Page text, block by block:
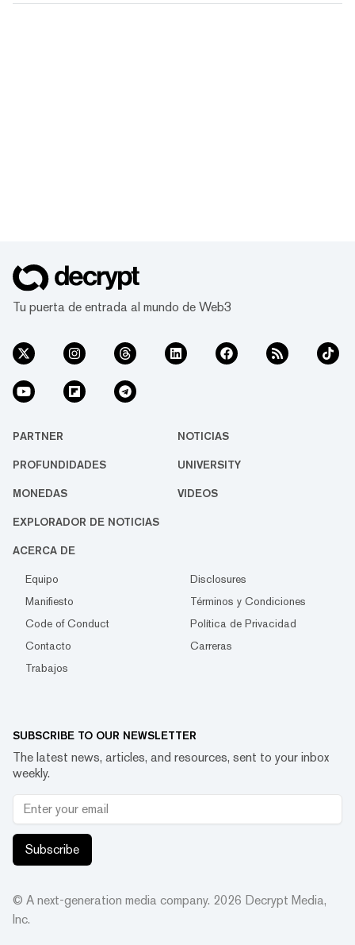
Tu puerta de entrada al mundo de Web3
PARTNER NOTICIAS
PROFUNDIDADES UNIVERSITY
MONEDAS VIDEOS
EXPLORADOR DE NOTICIAS
ACERCA DE
Equipo
Disclosures
Manifiesto
Términos y Condiciones
Code of Conduct
Política de Privacidad
Contacto
Carreras
Trabajos
SUBSCRIBE TO OUR NEWSLETTER
The latest news, articles, and resources, sent to your inbox
weekly.
Subscribe
© A next-generation media company. 2026 Decrypt Media,
Inc.